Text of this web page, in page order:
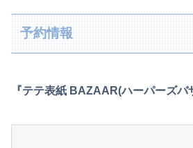
予約情報
『テテ表紙 BAZAAR(ハーパーズバ